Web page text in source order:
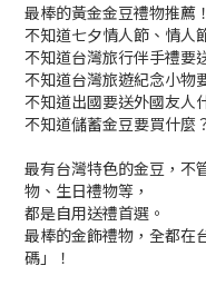
最棒的黃金金豆禮物推薦！
不知道七夕情人節、情人
不知道台灣旅行伴手禮要
不知道台灣旅遊紀念小物
不知道出國要送外國友人
不知道儲蓄金豆要買什麼
最有台灣特色的金豆，不
物、生日禮物等，
都是自用送禮首選。
最棒的金飾禮物，全都在
碼」！